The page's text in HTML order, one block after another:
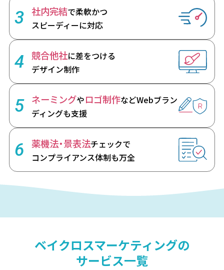
3 社内完結で柔軟かつ
スピーディーに対応
4 競合他社に差をつける
デザイン制作
5 ネーミングやロゴ制作などWebブラン
ディングも支援
6 薬機法・景表法チェックで
コンプライアンス体制も万全
ベイクロスマーケティングの
サービス一覧